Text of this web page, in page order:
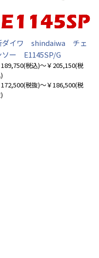
ダイワ shindaiwa チェ
ソー E1145SP/G
189,750(税込)～￥205,150(税
172,500(税抜)～￥186,500(税